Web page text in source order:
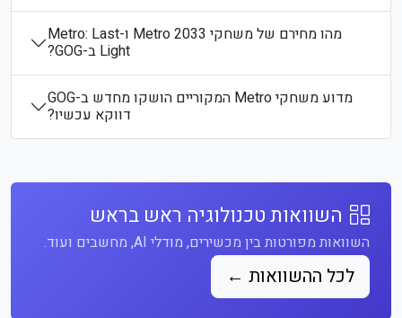
מהו מחירם של משחקי Metro 2033 ו-Metro: Last
Light ב-GOG?
מדוע משחקי Metro המקוריים הושקו מחדש ב-GOG
דווקא עכשיו?
השוואות טכנולוגיה ראש בראש
השוואות מפורטות בין מכשירים, מודלי AI, מחשבים ועוד.
לכל ההשוואות ←